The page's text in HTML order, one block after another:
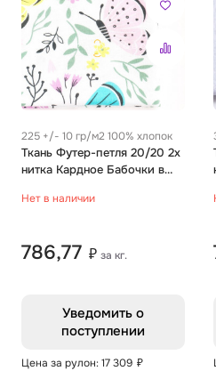
225 +/- 10 гр/м2 100% хлопок
Ткань Футер-петля 20/20 2х
нитка Кардное Бабочки в
Нет в наличии
786,77 ₽ за кг.
Уведомить о
поступлении
Цена за рулон: 17 309 ₽